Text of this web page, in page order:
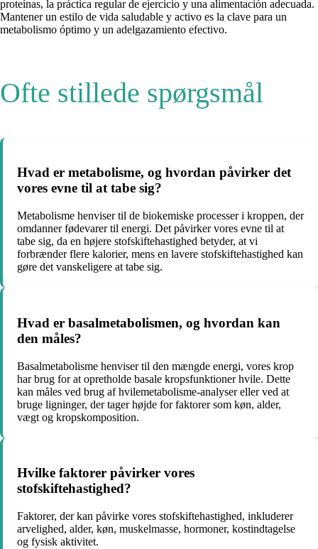
proteínas, la práctica regular de ejercicio y una alimentación adecuada.
Mantener un estilo de vida saludable y activo es la clave para un
metabolismo óptimo y un adelgazamiento efectivo.
Ofte stillede spørgsmål
Hvad er metabolisme, og hvordan påvirker det
vores evne til at tabe sig?
Metabolisme henviser til de biokemiske processer i kroppen, der
omdanner fødevarer til energi. Det påvirker vores evne til at
tabe sig, da en højere stofskiftehastighed betyder, at vi
forbrænder flere kalorier, mens en lavere stofskiftehastighed kan
gøre det vanskeligere at tabe sig.
Hvad er basalmetabolismen, og hvordan kan
den måles?
Basalmetabolisme henviser til den mængde energi, vores krop
har brug for at opretholde basale kropsfunktioner hvile. Dette
kan måles ved brug af hvilemetabolisme-analyser eller ved at
bruge ligninger, der tager højde for faktorer som køn, alder,
vægt og kropskomposition.
Hvilke faktorer påvirker vores
stofskiftehastighed?
Faktorer, der kan påvirke vores stofskiftehastighed, inkluderer
arvelighed, alder, køn, muskelmasse, hormoner, kostindtagelse
og fysisk aktivitet.